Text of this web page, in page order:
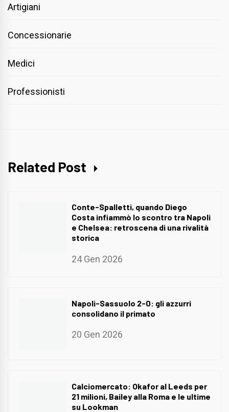
Artigiani
Concessionarie
Medici
Professionisti
Related Post
Conte-Spalletti, quando Diego
Costa infiammò lo scontro tra Napoli
e Chelsea: retroscena di una rivalità
storica
24 Gen 2026
Napoli-Sassuolo 2-0: gli azzurri
consolidano il primato
20 Gen 2026
Calciomercato: Okafor al Leeds per
21 milioni, Bailey alla Roma e le ultime
su Lookman